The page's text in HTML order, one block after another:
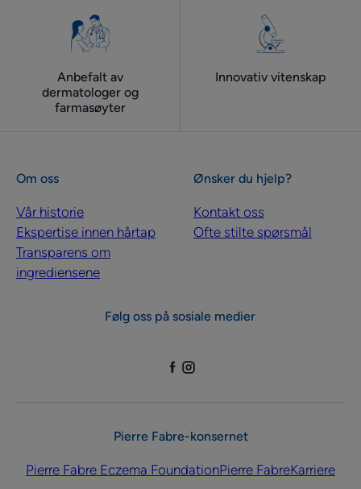
Anbefalt av
dermatologer og
farmasøyter
Innovativ vitenskap
Om oss
Vår historie
Ekspertise innen hårtap
Transparens om
ingrediensene
Ønsker du hjelp?
Kontakt oss
Ofte stilte spørsmål
Følg oss på sosiale medier
Pierre Fabre-konsernet
Pierre Fabre Eczema FoundationPierre FabreKarriere